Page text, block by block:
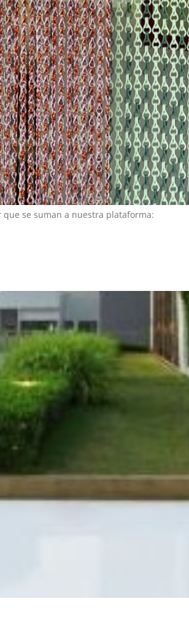
que se suman a nuestra plataforma: